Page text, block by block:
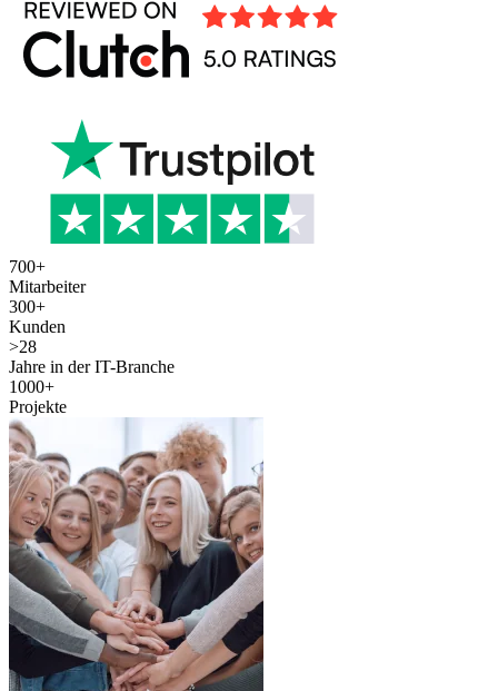
700+
Mitarbeiter
300+
Kunden
>28
Jahre in der IT-Branche
1000+
Projekte